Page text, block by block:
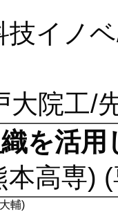
技イノ
大院工/
を活用
本高専)
輔)